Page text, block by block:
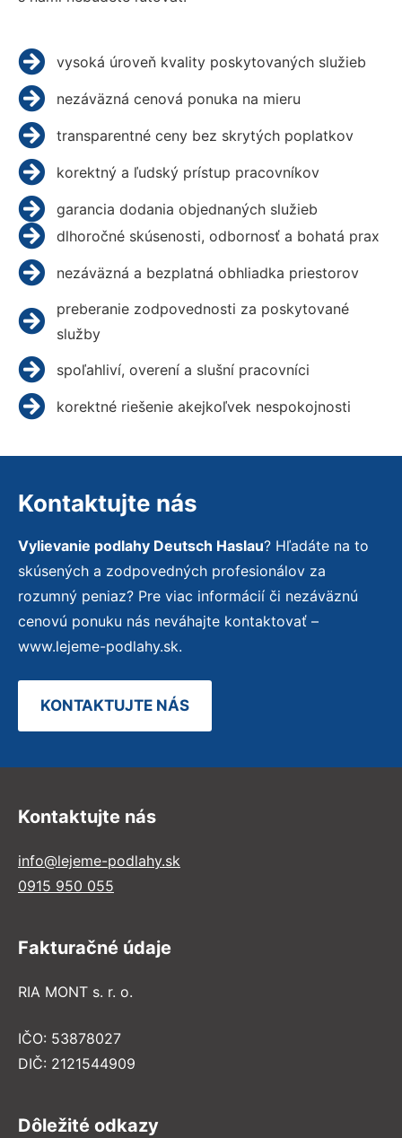
vysoká úroveň kvality poskytovaných služieb
nezáväzná cenová ponuka na mieru
transparentné ceny bez skrytých poplatkov
korektný a ľudský prístup pracovníkov
garancia dodania objednaných služieb
dlhoročné skúsenosti, odbornosť a bohatá prax
nezáväzná a bezplatná obhliadka priestorov
preberanie zodpovednosti za poskytované
služby
spoľahliví, overení a slušní pracovníci
korektné riešenie akejkoľvek nespokojnosti
Kontaktujte nás
Vylievanie podlahy Deutsch Haslau? Hľadáte na to
skúsených a zodpovedných profesionálov za
rozumný peniaz? Pre viac informácií či nezáväznú
cenovú ponuku nás neváhajte kontaktovať –
www.lejeme-podlahy.sk.
KONTAKTUJTE NÁS
Kontaktujte nás
info@lejeme-podlahy.sk
0915 950 055
Fakturačné údaje
RIA MONT s. r. o.
IČO: 53878027
DIČ: 2121544909
Dôležité odkazy